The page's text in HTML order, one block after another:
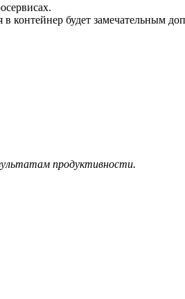
контейнер будет замечательным
продуктивности.